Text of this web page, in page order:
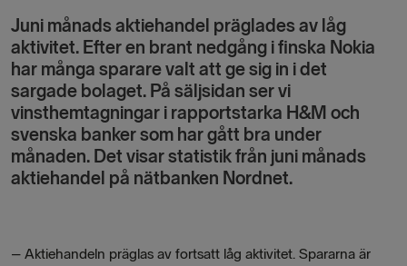
Juni månads aktiehandel präglades av låg
aktivitet. Efter en brant nedgång i finska Nokia
har många sparare valt att ge sig in i det
sargade bolaget. På säljsidan ser vi
vinsthemtagningar i rapportstarka H&M och
svenska banker som har gått bra under
månaden. Det visar statistik från juni månads
aktiehandel på nätbanken Nordnet.
– Aktiehandeln präglas av fortsatt låg aktivitet. Spararna är